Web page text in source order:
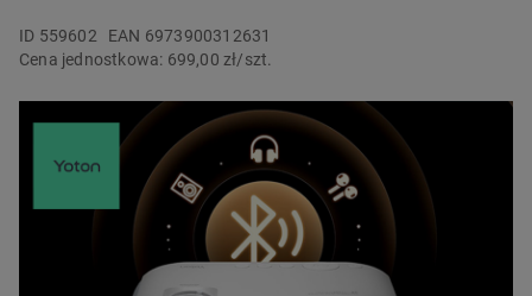
ID 559602
EAN 6973900312631
Cena jednostkowa: 699,00 zł/szt.